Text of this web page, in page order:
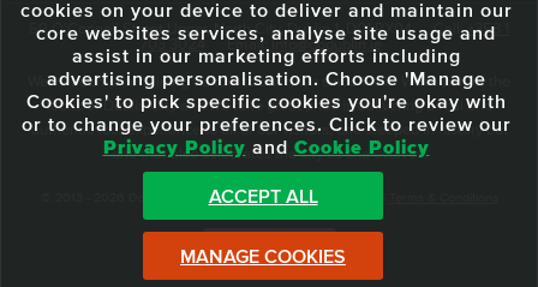
59 O'Connell Street Upper, North City, Dublin 1, D01 RX04 Call:+353 1
703 3024
Email: info@dodublin.ie
We've been entertaining visitors to our town since 1988. We're part of the
fabric of Dublin City and we take great pride in delivering a real and
authentic tour experience to all of our visitors, one steeped in history but
one that also celebrates the city as she evolves.
© 2013 - 2026 DoDublin. All Rights Reserved.
cookies on your device to deliver and maintain our
core websites services, analyse site usage and
assist in our marketing efforts including
advertising personalisation. Choose 'Manage
Cookies' to pick specific cookies you're okay with
or to change your preferences. Click to review our
Privacy Policy and Cookie Policy
ACCEPT ALL
MANAGE COOKIES